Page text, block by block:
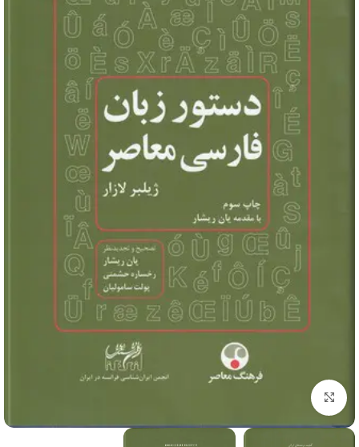
برای بزرگنمایی کلیک کنید